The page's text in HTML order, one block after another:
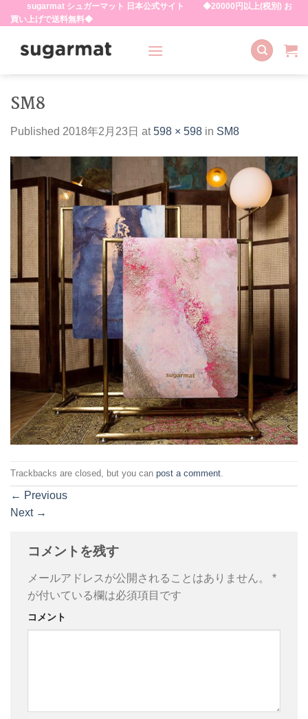
to
content
sugarmat シュガーマット 日本公式サイト ◆20000円以上(税別) お
買い上げで送料無料◆
SM8
Published 2018年2月23日 at598 × 598 in SM8
Trackbacks are closed, but you can post a comment
← Previous
Next →
コメントを残す
メールアドレスが公開されることはありません。
*
が付いている欄は必須項目です
コメント